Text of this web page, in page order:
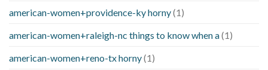
american-women+providence-ky horny(1)
american-women+raleigh-nc things to know when a(1)
american-women+reno-tx horny(1)